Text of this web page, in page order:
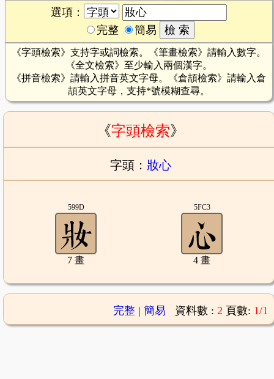
選項：
完整
簡易
《字頭檢索》支持字或詞檢索。《筆畫檢索》請輸入數字。
《全文檢索》至少輸入兩個漢字。
《拼音檢索》請輸入拼音英文字母。《倉頡檢索》請輸入倉
頡英文字母，支持*號模糊查尋。
《字頭檢索》
字頭： 妝心
599D
7 畫
5FC3
4 畫
完整| 簡易 資料數 : 2 頁數: 1/1